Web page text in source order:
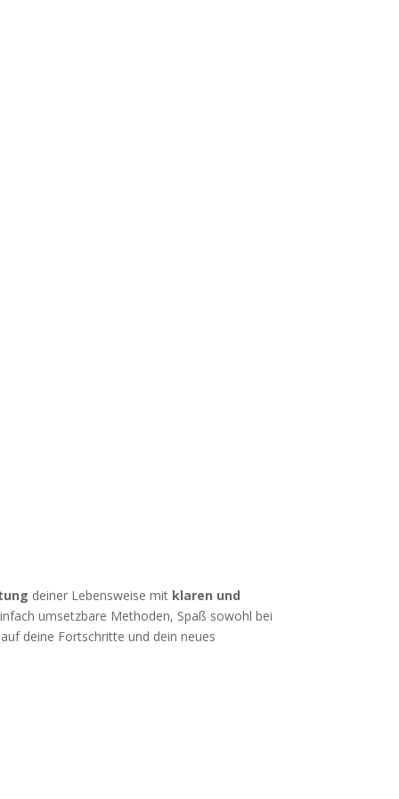
deiner Lebensweise mit klaren und
umsetzbare Methoden, Spaß sowohl bei
deine Fortschritte und dein neues